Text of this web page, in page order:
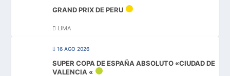
GRAND PRIX DE PERU
LIMA
16 AGO 2026
SUPER COPA DE ESPAÑA ABSOLUTO «CIUDAD DE
VALENCIA «